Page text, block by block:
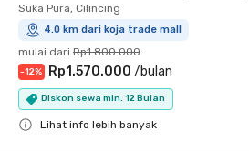
Suka Pura, Cilincing
4.0 km dari koja trade mall
mulai dari Rp1.800.000
-12% Rp1.570.000 /bulan
Diskon sewa min. 12 Bulan
Lihat info lebih banyak